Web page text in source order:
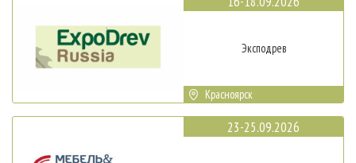
Эксподрев
Красноярск
23-25.09.2026